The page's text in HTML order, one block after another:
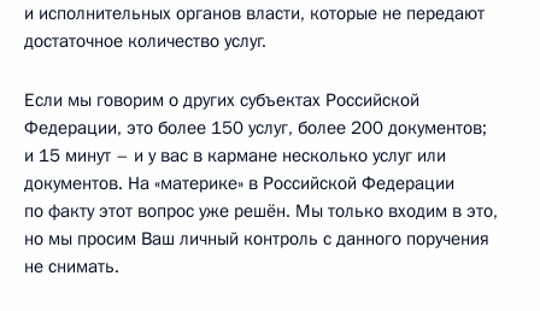
и исполнительных органов власти, которые не передают
достаточное количество услуг.
Если мы говорим о других субъектах Российской
Федерации, это более 150 услуг, более 200 документов;
и 15 минут – и у вас в кармане несколько услуг или
документов. На «материке» в Российской Федерации
по факту этот вопрос уже решён. Мы только входим в это,
но мы просим Ваш личный контроль с данного поручения
не снимать.